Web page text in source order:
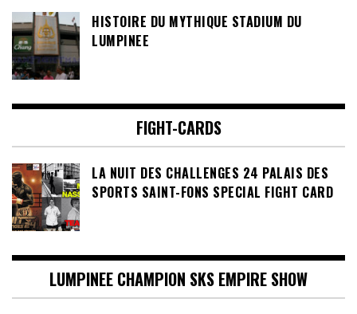
HISTOIRE DU MYTHIQUE STADIUM DU
LUMPINEE
FIGHT-CARDS
LA NUIT DES CHALLENGES 24 PALAIS DES
SPORTS SAINT-FONS SPECIAL FIGHT CARD
LUMPINEE CHAMPION SKS EMPIRE SHOW